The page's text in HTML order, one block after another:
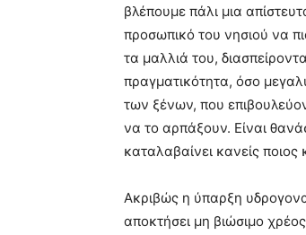
βλέπουμε πάλι μια
προσωπικό του νησιού να
τα μαλλιά του,
πραγματικότητα, όσο
των ξένων, που
να το αρπάξουν. Είναι
καταλαβαίνει κανείς ποιος
Ακριβώς η ύπαρξη
αποκτήσει μη βιώσιμο